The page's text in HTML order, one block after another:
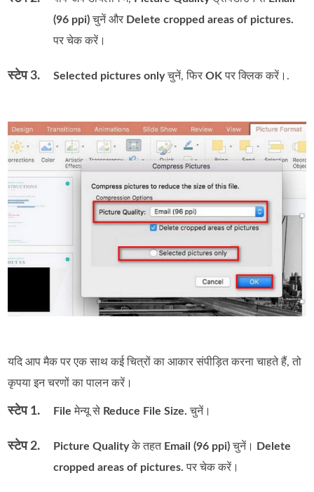
(96 ppi)चुनें और Delete cropped areas of pictures.
पर चेक करें।
स्टेप 3. Selected pictures onlyचुनें, फिरOKपर क्लिक करें।.
यदि आप मैक पर एक साथ कई चित्रों का आकार संपीड़ित करना चाहते हैं, तो
कृपया इन चरणों का पालन करें।
स्टेप 1. File मेन्यू से Reduce File Size. चुनें।
स्टेप 2. Picture Qualityके तहत Email (96 ppi)चुनें।
Delete
cropped areas of pictures. पर चेक करें।